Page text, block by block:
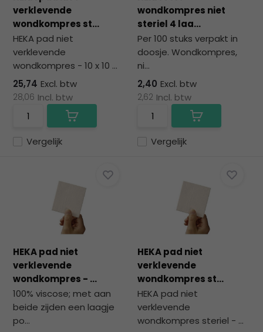
verklevende
wondkompres st...
HEKA pad niet
verklevende
wondkompres - 10 x 10 ...
Vergelijk
25,74 Excl. btw
28,06 Incl. btw
wondkompres niet
steriel 4 laa...
Per 100 stuks verpakt in
doosje. Wondkompres,
ni...
Vergelijk
2,40 Excl. btw
2,62 Incl. btw
HEKA pad niet
verklevende
wondkompres - ...
100% viscose; met aan
beide zijden een laagje
po...
HEKA pad niet
verklevende
wondkompres st...
HEKA pad niet
verklevende
wondkompres steriel - ...